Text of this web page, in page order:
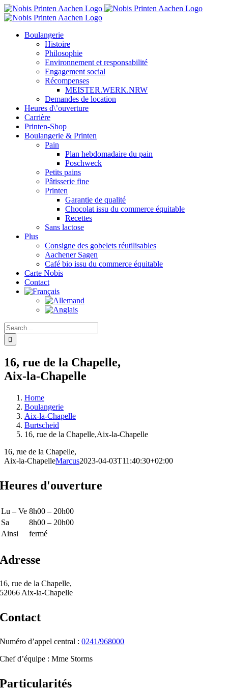
Skip
to
Boulangerie
Histoire
Philosophie
Environnement et responsabilité
Engagement social
Récompenses
MEISTER.WERK.NRW
Demandes de location
Heures d\’ouverture
Carrière
Printen-Shop
Boulangerie & Printen
Pain
Plan hebdomadaire du pain
Poschweck
Petits pains
Pâtisserie fine
Printen
Garantie de qualité
Chocolat issu du commerce équitable
Recettes
Sans lactose
Plus
Consigne des gobelets réutilisables
Aachener Sagen
Café bio issu du commerce équitable
Carte Nobis
Contact
Search
for:
16, rue de la Chapelle,
Aix-la-Chapelle
Home
Boulangerie
Aix-la-Chapelle
Burtscheid
16, rue de la Chapelle,Aix-la-Chapelle
16, rue de la Chapelle,
Aix-la-ChapelleMarcus2023-04-03T11:40:30+02:00
Heures d'ouverture
Lu – Ve 8h00 – 20h00
Sa
8h00 – 20h00
Ainsi
fermé
Adresse
16, rue de la Chapelle,
52066 Aix-la-Chapelle
Contact
Numéro d’appel central :0241/968000
Chef d’équipe : Mme Storms
Particularités